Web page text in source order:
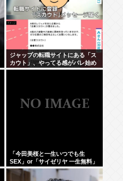
ジャップの転職サイトにある「ス
カウト」、やってる感がバレ始め
るwww
「今田美桜と一生いつでも生
SEX」or「サイゼリヤ 一生無料」
www